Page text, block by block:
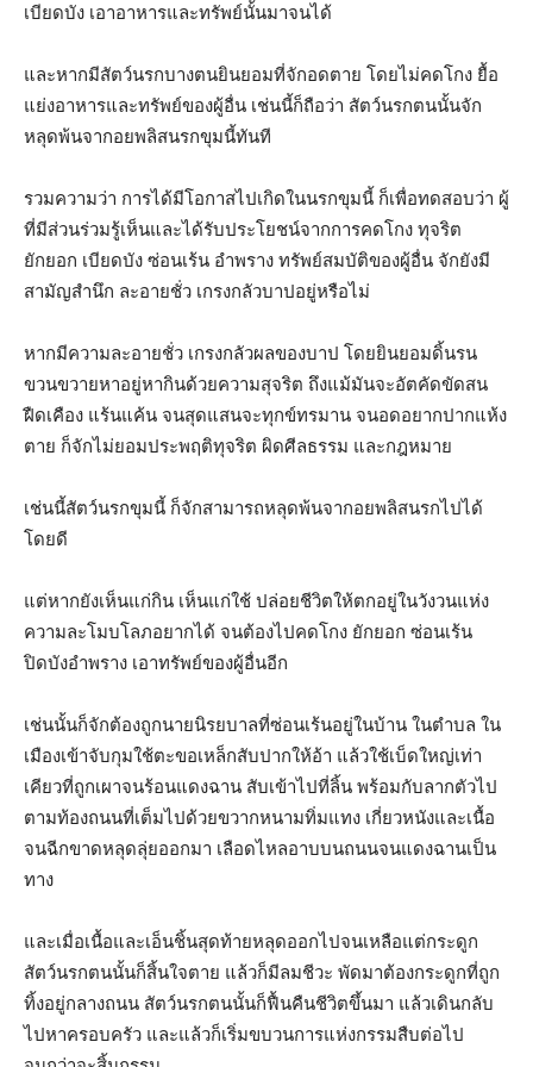
เบียดบัง เอาอาหารและทรัพย์นั้นมาจนได้
และหากมีสัตว์นรกบางตนยินยอมที่จักอดตาย โดยไม่คดโกง ยื้อ
แย่งอาหารและทรัพย์ของผู้อื่น เช่นนี้ก็ถือว่า สัตว์นรกตนนั้นจัก
หลุดพ้นจากอยพลิสนรกขุมนี้ทันที
รวมความว่า การได้มีโอกาสไปเกิดในนรกขุมนี้ ก็เพื่อทดสอบว่า ผู้
ที่มีส่วนร่วมรู้เห็นและได้รับประโยชน์จากการคดโกง ทุจริต
ยักยอก เบียดบัง ซ่อนเร้น อำพราง ทรัพย์สมบัติของผู้อื่น จักยังมี
สามัญสำนึก ละอายชั่ว เกรงกลัวบาปอยู่หรือไม่
หากมีความละอายชั่ว เกรงกลัวผลของบาป โดยยินยอมดิ้นรน
ขวนขวายหาอยู่หากินด้วยความสุจริต ถึงแม้มันจะอัตคัดขัดสน
ฝืดเคือง แร้นแค้น จนสุดแสนจะทุกข์ทรมาน จนอดอยากปากแห้ง
ตาย ก็จักไม่ยอมประพฤติทุจริต ผิดศีลธรรม และกฎหมาย
เช่นนี้สัตว์นรกขุมนี้ ก็จักสามารถหลุดพ้นจากอยพลิสนรกไปได้
โดยดี
แต่หากยังเห็นแก่กิน เห็นแก่ใช้ ปล่อยชีวิตให้ตกอยู่ในวังวนแห่ง
ความละโมบโลภอยากได้ จนต้องไปคดโกง ยักยอก ซ่อนเร้น
ปิดบังอำพราง เอาทรัพย์ของผู้อื่นอีก
เช่นนั้นก็จักต้องถูกนายนิรยบาลที่ซ่อนเร้นอยู่ในบ้าน ในตำบล ใน
เมืองเข้าจับกุมใช้ตะขอเหล็กสับปากให้อ้า แล้วใช้เบ็ดใหญ่เท่า
เคียวที่ถูกเผาจนร้อนแดงฉาน สับเข้าไปที่ลิ้น พร้อมกับลากตัวไป
ตามท้องถนนที่เต็มไปด้วยขวากหนามทิ่มแทง เกี่ยวหนังและเนื้อ
จนฉีกขาดหลุดลุ่ยออกมา เลือดไหลอาบบนถนนจนแดงฉานเป็น
ทาง
และเมื่อเนื้อและเอ็นชิ้นสุดท้ายหลุดออกไปจนเหลือแต่กระดูก
สัตว์นรกตนนั้นก็สิ้นใจตาย แล้วก็มีลมชีวะ พัดมาต้องกระดูกที่ถูก
ทิ้งอยู่กลางถนน สัตว์นรกตนนั้นก็ฟื้นคืนชีวิตขึ้นมา แล้วเดินกลับ
ไปหาครอบครัว และแล้วก็เริ่มขบวนการแห่งกรรมสืบต่อไป